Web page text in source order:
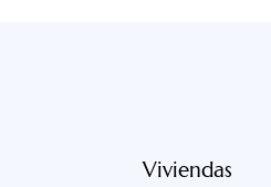
Viviendas